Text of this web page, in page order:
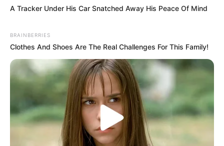
A Tracker Under His Car Snatched Away His Peace Of Mind
BRAINBERRIES
Clothes And Shoes Are The Real Challenges For This Family!